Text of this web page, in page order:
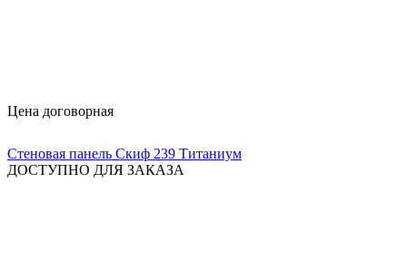
Цена договорная
Стеновая панель Скиф 239 Титаниум
ДОСТУПНО ДЛЯ ЗАКАЗА